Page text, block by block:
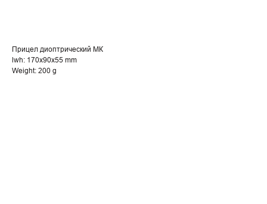
Прицел диоптрический МК
lwh: 170x90x55 mm
Weight: 200 g